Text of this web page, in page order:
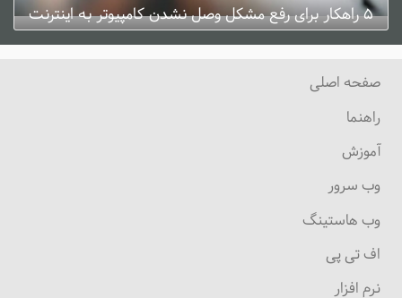
۵ راهکار برای رفع مشکل وصل نشدن کامپیوتر به اینترنت
صفحه اصلی
راهنما
آموزش
وب سرور
وب هاستینگ
اف تی پی
نرم افزار